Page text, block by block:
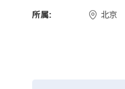
所属: 北京